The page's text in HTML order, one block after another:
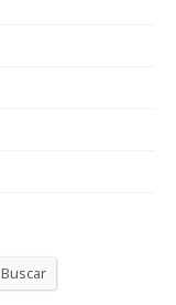
Buscar